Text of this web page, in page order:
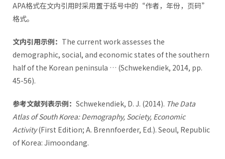
APA格式在文内引用时采用置于括号中的“作者，年份，页码”
格式。
文内引用示例： The current work assesses the
demographic, social, and economic states of the southern
half of the Korean peninsula … (Schwekendiek, 2014, pp.
45-56).
参考文献列表示例： Schwekendiek, D. J. (2014). The Data
Atlas of South Korea: Demography, Society, Economic
Activity(First Edition; A. Brennfoerder, Ed.). Seoul, Republic
of Korea: Jimoondang.